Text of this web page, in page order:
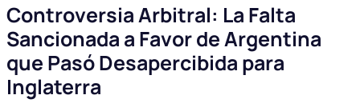
Controversia Arbitral: La Falta
Sancionada a Favor de Argentina
que Pasó Desapercibida para
Inglaterra